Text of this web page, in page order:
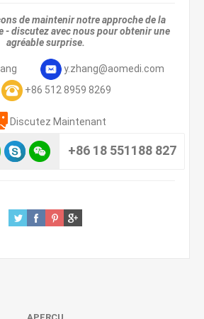
de maintenir notre approche de la
discutez avec nous pour obtenir une
agréable surprise.
y.zhang@aomedi.com
+86 512 8959 8269
Discutez Maintenant
+86 18 551188 827